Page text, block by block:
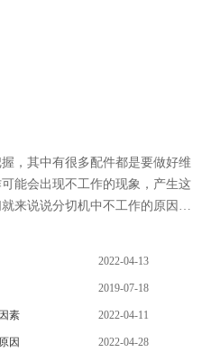
，其中有很多配件都是要做好维
能会出现不工作的现象，产生这
来说说分切机中不工作的原因有
2022-04-13
2019-07-18
素 2022-04-11
因 2022-04-28